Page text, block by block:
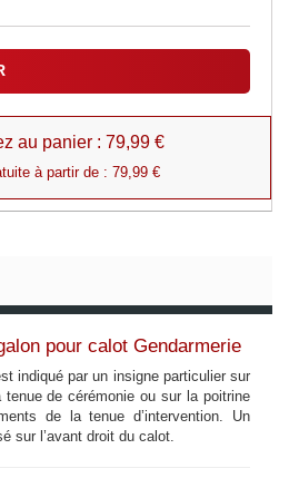
au panier : 79,99 €
à partir de : 79,99 €
pour calot Gendarmerie
indiqué par un insigne particulier sur
de cérémonie ou sur la poitrine
de la tenue d’intervention. Un
sur l’avant droit du calot.